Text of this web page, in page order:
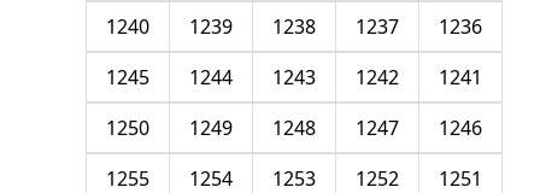
1236
1237
1238
1239
1240
1241
1242
1243
1244
1245
1246
1247
1248
1249
1250
1251
1252
1253
1254
1255